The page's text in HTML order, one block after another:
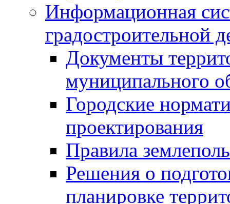
Информационная
градостроительной
Документы
муниципального
Городские
проектирования
Правила
Решения о
планировке